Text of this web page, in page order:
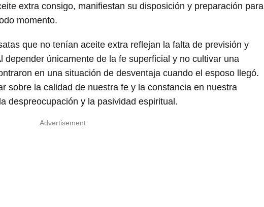
extra consigo, manifiestan su disposición y preparación para
momento.
que no tenían aceite extra reflejan la falta de previsión y
depender únicamente de la fe superficial y no cultivar una
en una situación de desventaja cuando el esposo llegó.
sobre la calidad de nuestra fe y la constancia en nuestra
despreocupación y la pasividad espiritual.
Advertisement